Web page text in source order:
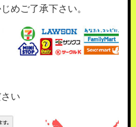
めご了承下さい。
い